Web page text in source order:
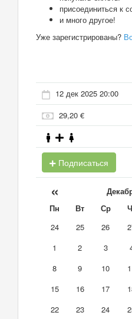
присоединиться к
и много другое!
Уже зарегистрированы?
12 дек 2025 20:00
29,20 €
Подписаться
«
Пн Вт Ср
24
25 26
1
2 3
8
9 10
15
16 17
22
23 24